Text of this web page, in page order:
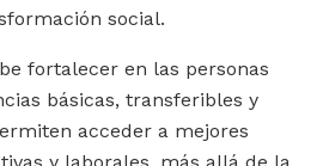
social.
fortalecer en las personas
básicas, transferibles y
acceder a mejores